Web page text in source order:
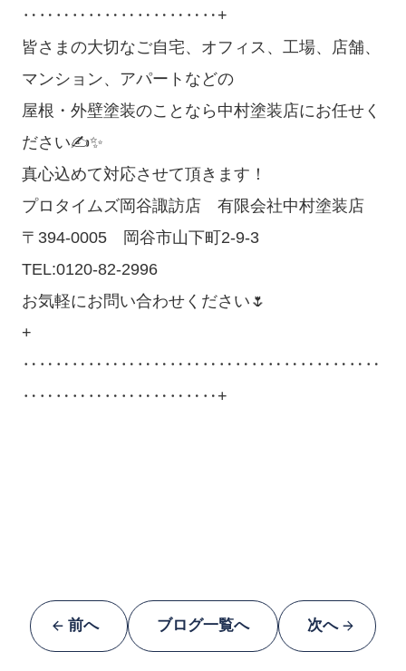
‥‥‥‥‥‥‥‥‥‥‥‥+
皆さまの大切なご自宅、オフィス、工場、店舗、
マンション、アパートなどの
屋根・外壁塗装のことなら中村塗装店にお任せく
ださい✍✨
真心込めて対応させて頂きます！
プロタイムズ岡谷諏訪店 有限会社中村塗装店
〒394-0005 岡谷市山下町2-9-3
TEL:0120-82-2996
お気軽にお問い合わせください🌷
+
‥‥‥‥‥‥‥‥‥‥‥‥‥‥‥‥‥‥‥‥‥‥
‥‥‥‥‥‥‥‥‥‥‥‥+
前へ ブログ一覧へ 次へ